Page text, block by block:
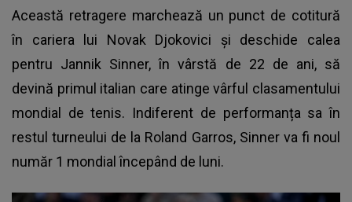
Această retragere marchează un punct de cotitură
în cariera lui Novak Djokovici și deschide calea
pentru Jannik Sinner, în vârstă de 22 de ani, să
devină primul italian care atinge vârful clasamentului
mondial de tenis. Indiferent de performanța sa în
restul turneului de la Roland Garros, Sinner va fi noul
număr 1 mondial începând de luni.